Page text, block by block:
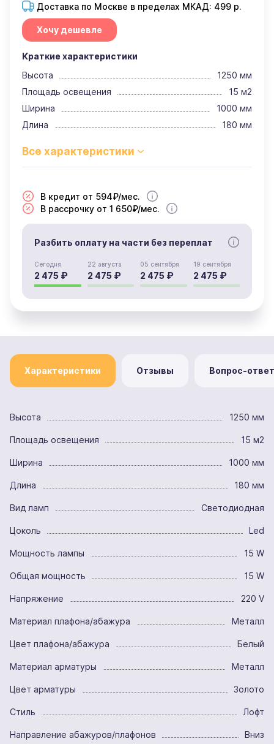
Доставка по Москве в пределах МКАД: 499 р.
Хочу дешевле
Краткие характеристики
Высота
1250 мм
Площадь освещения
15 м2
Ширина
1000 мм
Длина
180 мм
В кредит от 594₽/мес.
В рассрочку от 1 650₽/мес.
Разбить оплату на части без переплат
Сегодня
2 475 ₽
22 августа
2 475 ₽
05 сентября
2 475 ₽
19 сентября
2 475 ₽
Характеристики Отзывы Вопрос-ответ
Высота 1250 мм
Площадь освещения 15 м2
Ширина 1000 мм
Длина 180 мм
Вид ламп Светодиодная
Цоколь Led
Мощность лампы 15 W
Общая мощность 15 W
Напряжение 220 V
Материал плафона/абажура Металл
Цвет плафона/абажура Белый
Материал арматуры Металл
Цвет арматуры Золото
Стиль Лофт
Направление абажуров/плафонов Вниз